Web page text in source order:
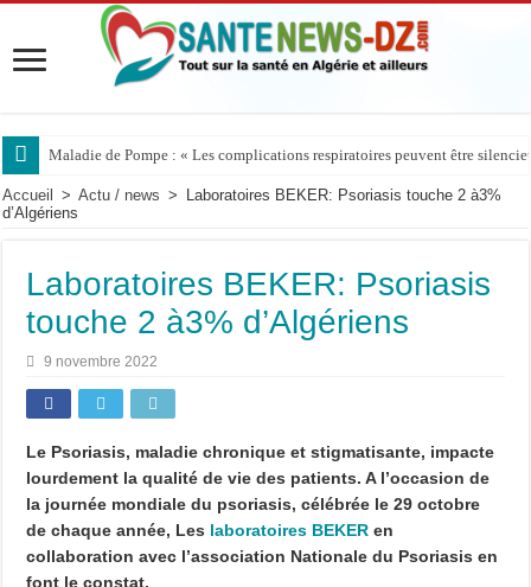
Maladie de Pompe : « Les complications respiratoires peuvent être
Accueil > Actu / news >
Laboratoires BEKER: Psoriasis touche 2 à3%
d’Algériens
Laboratoires BEKER: Psoriasis
touche 2 à3% d’Algériens
9 novembre 2022
Le Psoriasis, maladie chronique et stigmatisante, impacte
lourdement la qualité de vie des patients. A l’occasion de
la journée mondiale du psoriasis, célébrée le 29 octobre
de chaque année, Les laboratoires BEKER en
collaboration avec l’association Nationale du Psoriasis en
font le constat.